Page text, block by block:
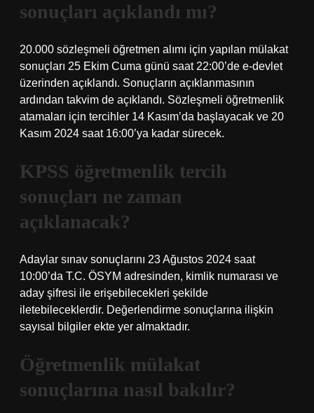
sonuçları açıklandı mı?
20.000 sözleşmeli öğretmen alımı için yapılan mülakat
sonuçları 25 Ekim Cuma günü saat 22:00’de e-devlet
üzerinden açıklandı. Sonuçların açıklanmasının
ardından takvim de açıklandı. Sözleşmeli öğretmenlik
atamaları için tercihler 14 Kasım’da başlayacak ve 20
Kasım 2024 saat 16:00’ya kadar sürecek.
KPSS öğretmenlik tercih
sonuçları ne zaman
açıklanacak?
Adaylar sınav sonuçlarını 23 Ağustos 2024 saat
10:00’da T.C. ÖSYM adresinden, kimlik numarası ve
aday şifresi ile erişebilecekleri şekilde
iletebileceklerdir. Değerlendirme sonuçlarına ilişkin
sayısal bilgiler ekte yer almaktadır.
Öğretmenlik mülakat
sonuçlarına nasıl bakılır?